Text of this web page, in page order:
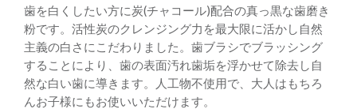
歯を白くしたい方に炭(チャコール)配合の真っ黒な歯磨き
粉です。活性炭のクレンジング力を最大限に活かし自然
主義の白さにこだわりました。歯ブラシでブラッシング
することにより、歯の表面汚れ歯垢を浮かせて除去し自
然な白い歯に導きます。人工物不使用で、大人はもちろ
んお子様にもお使いいただけます。